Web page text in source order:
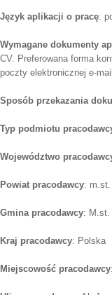
Język aplikacji o pracę:
Wymagane dokumenty
CV. Preferowana forma
poczty elektronicznej e-
Sposób przekazania
Typ podmiotu
Województwo
Powiat pracodawcy: m.st.
Gmina pracodawcy: M.st.
Kraj pracodawcy: Polska
Miejscowość pracodawcy